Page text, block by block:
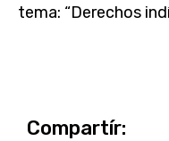
tema: “Derechos
Compartír: